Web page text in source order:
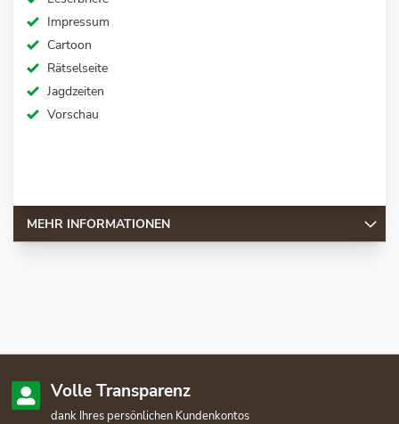
Impressum
Cartoon
Rätselseite
Jagdzeiten
Vorschau
MEHR INFORMATIONEN
Volle Transparenz
dank Ihres persönlichen Kundenkontos